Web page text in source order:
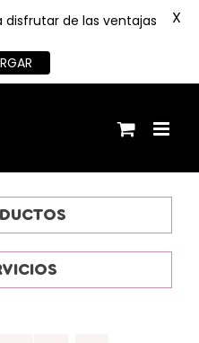
disfrutar de las ventajas
X